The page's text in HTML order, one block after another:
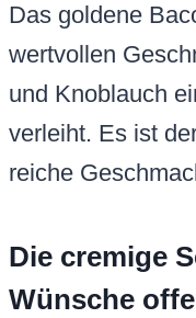
Das goldene
wertvollen
und Knoblauch
verleiht. Es ist
reiche
Die cremige
Wünsche